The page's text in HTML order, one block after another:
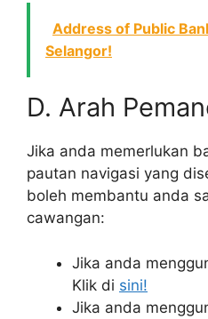
Address of Public
Selangor!
D. Arah
Jika anda memerlukan
pautan navigasi yang
boleh membantu anda
cawangan:
Jika anda
Klik di sini!
Jika anda